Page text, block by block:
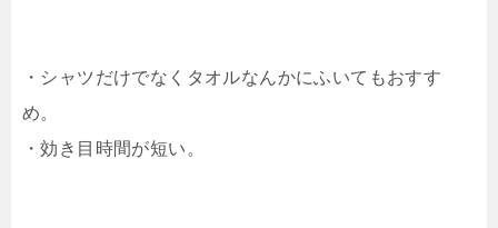
・シャツだけでなくタオルなんかにふいてもおすす
め。
・効き目時間が短い。